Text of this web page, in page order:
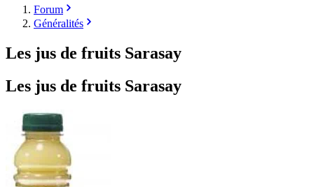
Forum
Généralités
Les jus de fruits Sarasay
Les jus de fruits Sarasay